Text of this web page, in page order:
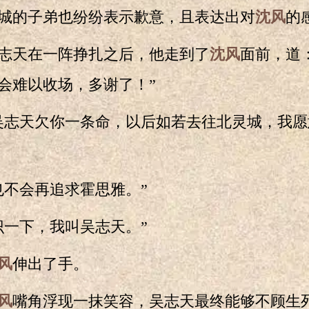
子弟也纷纷表示歉意，且表达出对沈风的
在一阵挣扎之后，他走到了沈风面前，道
难以收场，多谢了！”
欠你一条命，以后如若去往北灵城，我愿
再追求霍思雅。”
，我叫吴志天。”
伸出了手。
嘴角浮现一抹笑容，吴志天最终能够不顾生